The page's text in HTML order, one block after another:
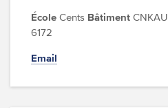
École Cents Bâtiment CNKAU
6172
Email